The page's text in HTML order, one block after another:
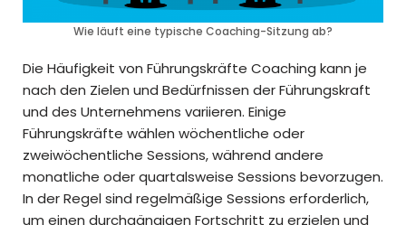
Wie läuft eine typische Coaching-Sitzung ab?
Die Häufigkeit von Führungskräfte Coaching kann je
nach den Zielen und Bedürfnissen der Führungskraft
und des Unternehmens variieren. Einige
Führungskräfte wählen wöchentliche oder
zweiwöchentliche Sessions, während andere
monatliche oder quartalsweise Sessions bevorzugen.
In der Regel sind regelmäßige Sessions erforderlich,
um einen durchgängigen Fortschritt zu erzielen und